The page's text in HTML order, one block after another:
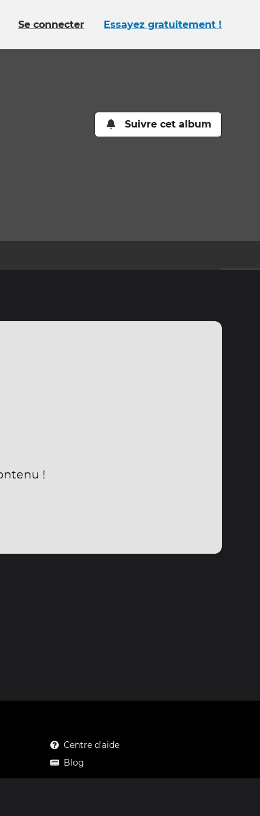
Se connecter Essayez gratuitement !
Suivre cet album
!
Centre d'aide
Blog